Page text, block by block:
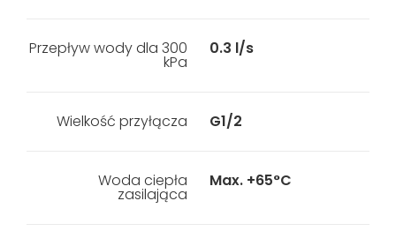
Przepływ wody dla 300
kPa
0.3 l/s
Wielkość przyłącza G1/2
Woda ciepła
zasilająca
Max. +65°C